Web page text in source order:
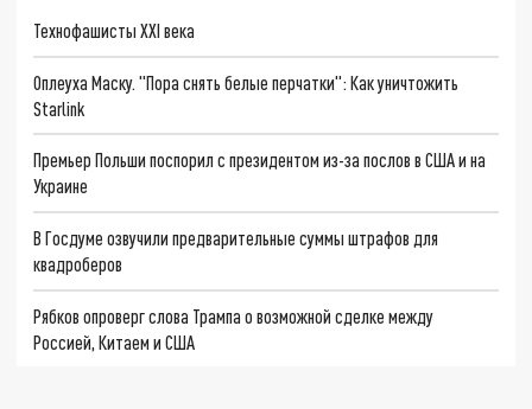
Технофашисты XXI века
Оплеуха Маску. "Пора снять белые перчатки": Как уничтожить
Starlink
Премьер Польши поспорил с президентом из-за послов в США и на
Украине
В Госдуме озвучили предварительные суммы штрафов для
квадроберов
Рябков опроверг слова Трампа о возможной сделке между
Россией, Китаем и США